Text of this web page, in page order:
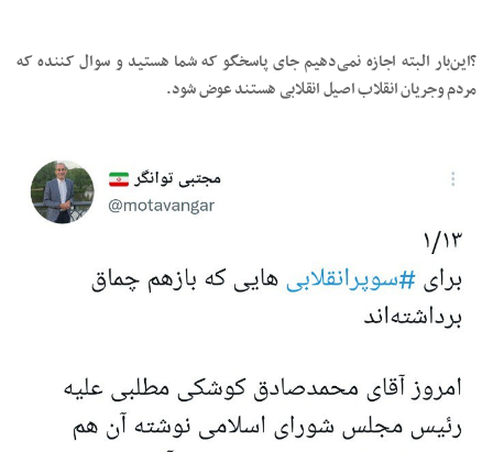
?این‌بار البته اجازه نمی‌دهیم جای پاسخگو که شما هستید و سوال کننده که
مردم وجریان انقلاب اصیل انقلابی هستند عوض شود.